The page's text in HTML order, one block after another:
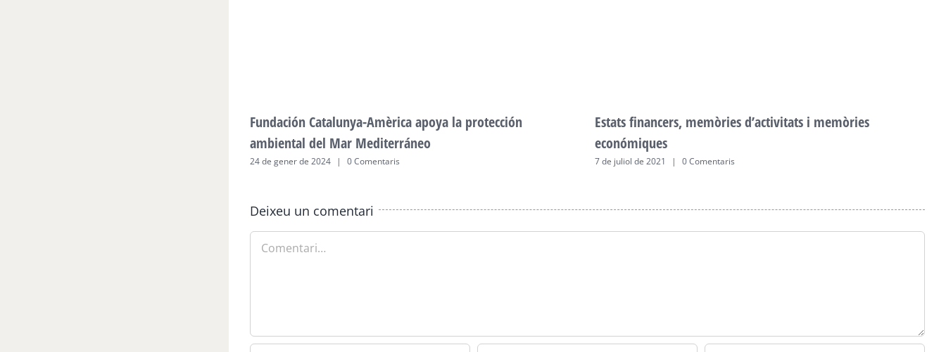
Fundación Catalunya-Amèrica apoya la protección
ambiental del Mar Mediterráneo
24 de gener de 2024 | 0 Comentaris
Estats financers, memòries d’activitats i memòries
económiques
7 de juliol de 2021 | 0 Comentaris
Deixeu un comentari